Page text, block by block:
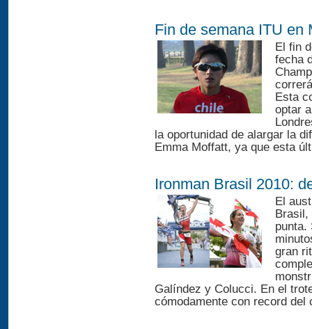
Fin de semana ITU en
El fin
fecha
Esta
optar
la oportunidad de alargar la
Emma Moffatt, ya que esta
Ironman Brasil 2010:
El
Brasil,
punta.
gran
Galíndez y Colucci. En el
cómodamente con record del